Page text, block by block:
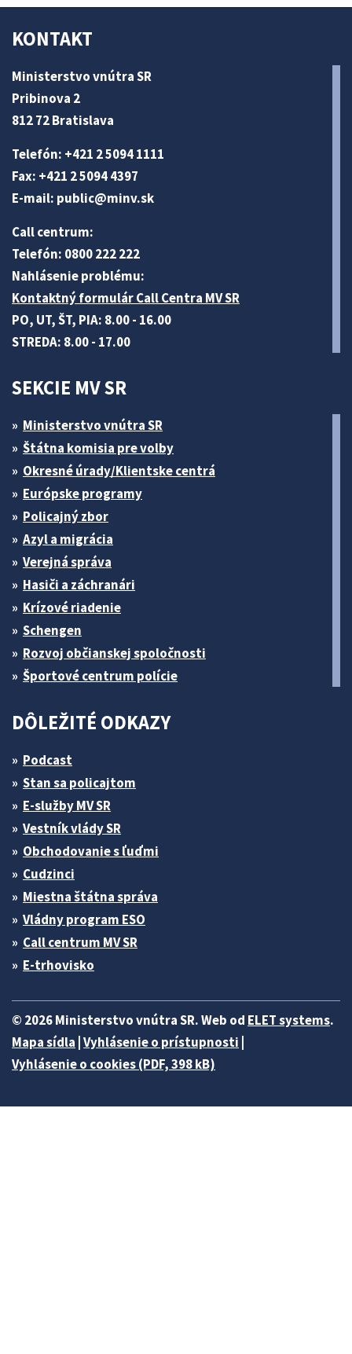
KONTAKT
Ministerstvo vnútra SR
Pribinova 2
812 72 Bratislava
Telefón: +421 2 5094 1111
Fax: +421 2 5094 4397
E-mail: public@minv.sk
Call centrum:
Telefón: 0800 222 222
Nahlásenie problému:
Kontaktný formulár Call Centra MV SR
PO, UT, ŠT, PIA: 8.00 - 16.00
STREDA: 8.00 - 17.00
SEKCIE MV SR
Ministerstvo vnútra SR
Štátna komisia pre volby
Okresné úrady/Klientske centrá
Európske programy
Policajný zbor
Azyl a migrácia
Verejná správa
Hasiči a záchranári
Krízové riadenie
Schengen
Rozvoj občianskej spoločnosti
Športové centrum polície
DÔLEŽITÉ ODKAZY
Podcast
Stan sa policajtom
E-služby MV SR
Vestník vlády SR
Obchodovanie s ľuďmi
Cudzinci
Miestna štátna správa
Vládny program ESO
Call centrum MV SR
E-trhovisko
© 2026 Ministerstvo vnútra SR. Web od ELET systems.
Mapa sídla Vyhlásenie o prístupnosti
Vyhlásenie o cookies (PDF, 398 kB)